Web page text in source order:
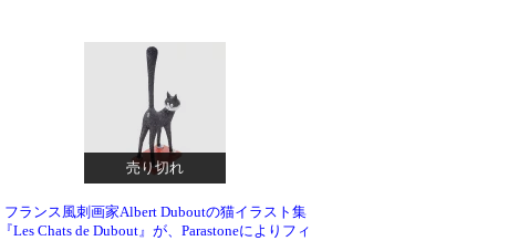
売り切れ
フランス風刺画家Albert Duboutの猫イラスト集
『Les Chats de Dubout』が、Parastoneによりフィ